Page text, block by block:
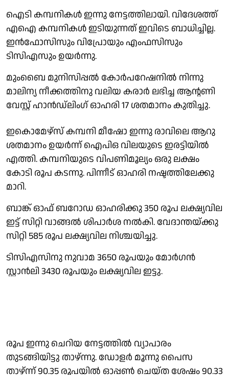
ഐടി കമ്പനികൾ ഇന്നു നേട്ടത്തിലായി. വിദേശത്ത്
എഐ കമ്പനികൾ ഇടിയുന്നത് ഇവിടെ ബാധിച്ചില്ല.
ഇൻഫോസിസും വിപ്രോയും എംഫസിസും
ടിസിഎസും ഉയർന്നു.
മുംബൈ മുനിസിപ്പൽ കോർപറേഷനിൽ നിന്നു
മാലിന്യ നീക്കത്തിനു വലിയ കരാർ ലഭിച്ച ആൻ്റണി
വേസ്റ്റ് ഹാൻഡ്ലിംഗ് ഓഹരി 17 ശതമാനം കുതിച്ചു.
ഇകൊമേഴ്‌സ് കമ്പനി മീഷോ ഇന്നു രാവിലെ ആറു
ശതമാനം ഉയർന്ന് ഐപിഒ വിലയുടെ ഇരട്ടിയിൽ
എത്തി. കമ്പനിയുടെ വിപണിമൂല്യം ഒരു ലക്ഷം
കോടി രൂപ കടന്നു. പിന്നീട് ഓഹരി നഷ്ടത്തിലേക്കു
മാറി.
ബാങ്ക് ഓഫ് ബറോഡ ഓഹരിക്കു 350 രൂപ ലക്ഷ്യവില
ഇട്ട് സിറ്റി വാങ്ങൽ ശിപാർശ നൽകി. വേദാന്തയ്ക്കു
സിറ്റി 585 രൂപ ലക്ഷ്യവില നിശ്ചയിച്ചു.
ടിസിഎസിനു നുവാമ 3650 രൂപയും മോർഗൻ
സ്റ്റാൻലി 3430 രൂപയും ലക്ഷ്യവില ഇട്ടു.
രൂപ ഇന്നു ചെറിയ നേട്ടത്തിൽ വ്യാപാരം
തുടങ്ങിയിട്ടു താഴ്‌ന്നു. ഡോളർ മൂന്നു പൈസ
താഴ്ന്ന് 90.35 രൂപയിൽ ഓപ്പൺ ചെയ്ത ശേഷം 90.33